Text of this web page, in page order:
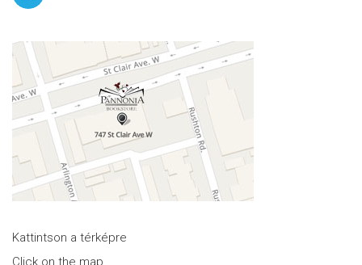
Kattintson a térképre
Click on the map